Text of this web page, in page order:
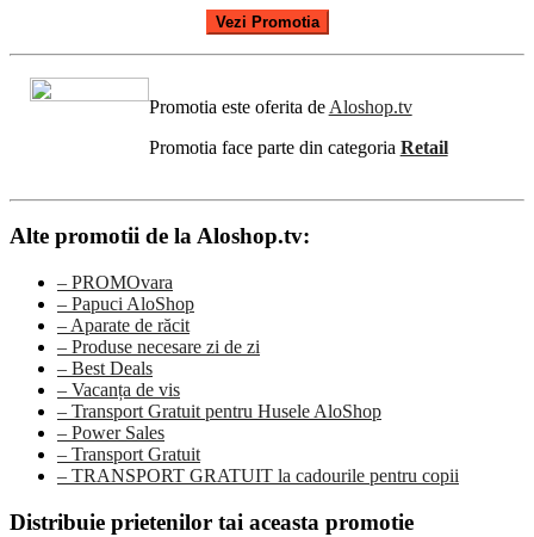
Vezi Promotia
Promotia este oferita de Aloshop.tv
Promotia face parte din categoria Retail
Alte promotii de la Aloshop.tv:
– PROMOvara
– Papuci AloShop
– Aparate de răcit
– Produse necesare zi de zi
– Best Deals
– Vacanța de vis
– Transport Gratuit pentru Husele AloShop
– Power Sales
– Transport Gratuit
– TRANSPORT GRATUIT la cadourile pentru copii
Distribuie prietenilor tai aceasta promotie